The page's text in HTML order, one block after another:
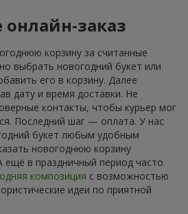
онлайн-заказ
корзину за считанные
выбрать новогодний букет или
его в корзину. Далее
дату и время доставки. Не
контакты, чтобы курьер мог
Последний шаг — оплата. У нас
букет любым удобным
новогоднюю корзину
ещё в праздничный период часто
композиция с возможностью
идеи по приятной